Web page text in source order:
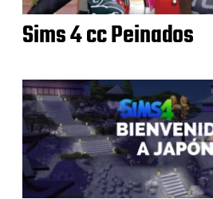
Sims 4 cc Peinados